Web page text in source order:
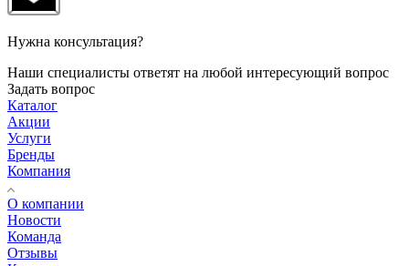
Нужна консультация?
Наши специалисты ответят на любой интересующий вопрос
Задать вопрос
Каталог
Акции
Услуги
Бренды
Компания
О компании
Новости
Команда
Отзывы